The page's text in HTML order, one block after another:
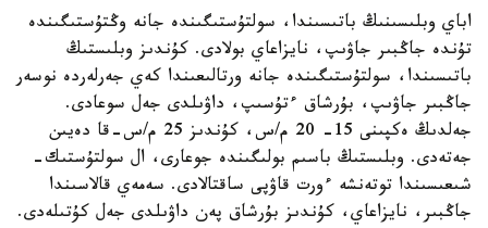
اباي وبلىسىنىڭ باتىسىندا، سولتۇستىگىندە جانە وڭتۇستىگىندە
تۇندە جاڭبىر جاۋىپ، نايزاعاي بولادى. كۇندىز وبلىستىڭ
باتىسىندا، سولتۇستىگىندە جانە ورتالىعىندا كەي جەرلەردە نوسەر
جاڭبىر جاۋىپ، بۇرشاق ءتۇسىپ، داۋىلدى جەل سوعادى.
جەلدىڭ ەكپىنى 15- 20 م/س، كۇندىز 25 م/س-قا دەيىن
جەتەدى. وبلىستىڭ باسىم بولىگىندە جوعارى، ال سولتۇستىك-
شىعىسىندا توتەنشە ءورت قاۋپى ساقتالادى. سەمەي قالاسىندا
جاڭبىر، نايزاعاي، كۇندىز بۇرشاق پەن داۋىلدى جەل كۇتىلەدى.